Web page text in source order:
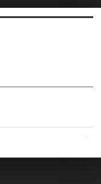
5
5